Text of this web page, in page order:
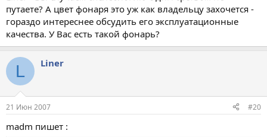
путаете? А цвет фонаря это уж как владельцу захочется -
гораздо интереснее обсудить его эксплуатационные
качества. У Вас есть такой фонарь?
L Liner
21 Июн 2007 #20
madm пишет :